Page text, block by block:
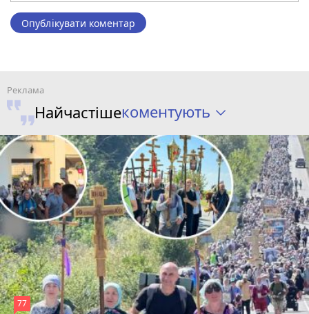
Опублікувати коментар
Найчастішекоментують
77